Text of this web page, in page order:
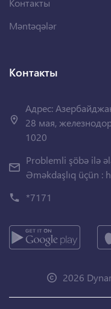
Контакты
Məntəqələr
Контакты
Адрес:
28 мая,
1020
Problemli şöbə ilə
Əməkdaşlıq üçün :
*7171
2026